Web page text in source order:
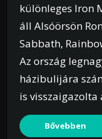
különleges Iron
áll Alsóörsön
Sabbath,
Az ország
házibulijára
is visszaigazolta
Bővebben